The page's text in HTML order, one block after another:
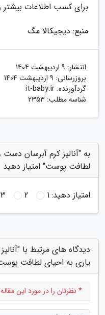
برای کسب اطلاعات بیشتر
منبع: دیجیکالا مگ
انتشار: 9 اردیبهشت 1404
بروزرسانی: 9 اردیبهشت 1404
گردآورنده: it-baby.ir
شناسه مطلب: 2353
به "آنالیز کرم آبرسان
لطافت پوست" امتیاز دهید
امتیاز دهید:1
2
3
دیدگاه های مرتبط با
یاری به احیای لطافت
* نظرتان را در مورد این